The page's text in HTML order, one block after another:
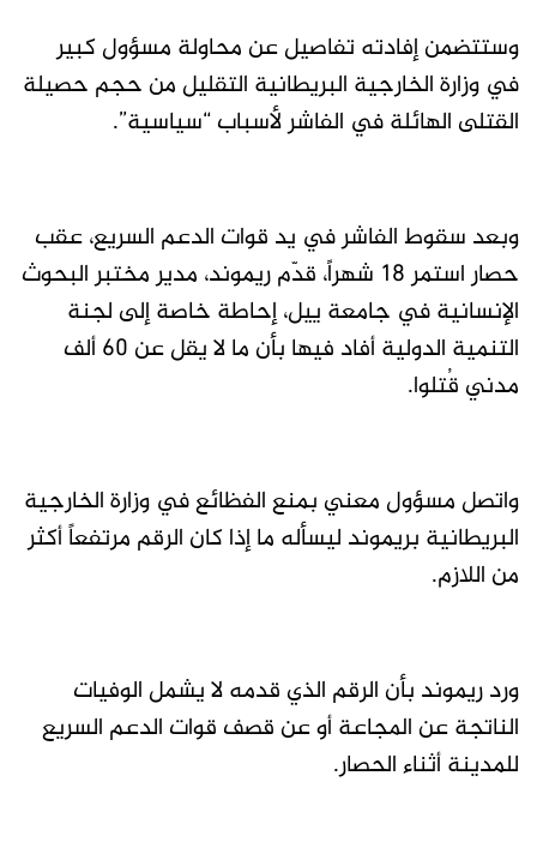
وستتضمن إفادته تفاصيل عن محاولة مسؤول كبير
في وزارة الخارجية البريطانية التقليل من حجم حصيلة
القتلى الهائلة في الفاشر لأسباب “سياسية”.
وبعد سقوط الفاشر في يد قوات الدعم السريع، عقب
حصار استمر 18 شهراً، قدّم ريموند، مدير مختبر البحوث
الإنسانية في جامعة ييل، إحاطة خاصة إلى لجنة
التنمية الدولية أفاد فيها بأن ما لا يقل عن 60 ألف
مدني قُتلوا.
واتصل مسؤول معني بمنع الفظائع في وزارة الخارجية
البريطانية بريموند ليسأله ما إذا كان الرقم مرتفعاً أكثر
من اللازم.
ورد ريموند بأن الرقم الذي قدمه لا يشمل الوفيات
الناتجة عن المجاعة أو عن قصف قوات الدعم السريع
للمدينة أثناء الحصار.